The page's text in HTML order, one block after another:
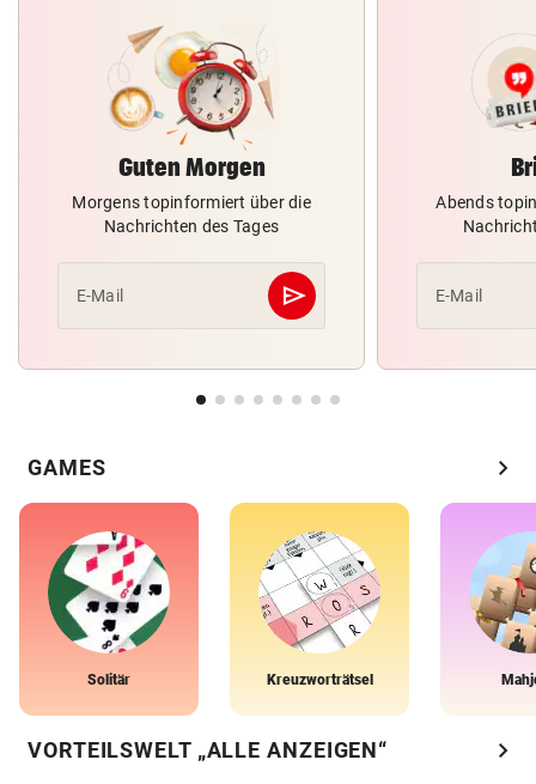
Guten Morgen
Morgens topinformiert über die
Nachrichten des Tages
E-Mail send
Abschicken
Abends
E-Mail
GAMES chevron_right
Solitär Kreuzworträtsel
VORTEILSWELT „ALLE ANZEIGEN“ chevron_right